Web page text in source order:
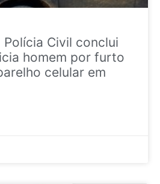
Polícia Civil conclui
homem por furto
celular em